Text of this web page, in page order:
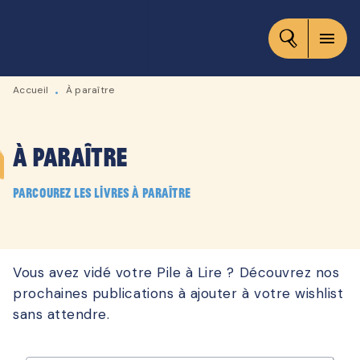
CONTENU
menu
Accueil • À paraître
À paraître
Parcourez les livres à paraître
Vous avez vidé votre Pile à Lire ? Découvrez nos
prochaines publications à ajouter à votre wishlist
sans attendre.